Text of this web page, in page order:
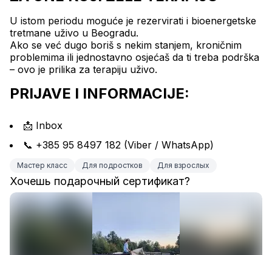
U istom periodu moguće je rezervirati i bioenergetske
tretmane uživo u Beogradu.
Ako se već dugo boriš s nekim stanjem, kroničnim
problemima ili jednostavno osjećaš da ti treba podrška
– ovo je prilika za terapiju uživo.
PRIJAVE I INFORMACIJE:
📩 Inbox
📞 +385 95 8497 182 (Viber / WhatsApp)
Мастер класс Для подростков Для взрослых
Хочешь подарочный сертификат?